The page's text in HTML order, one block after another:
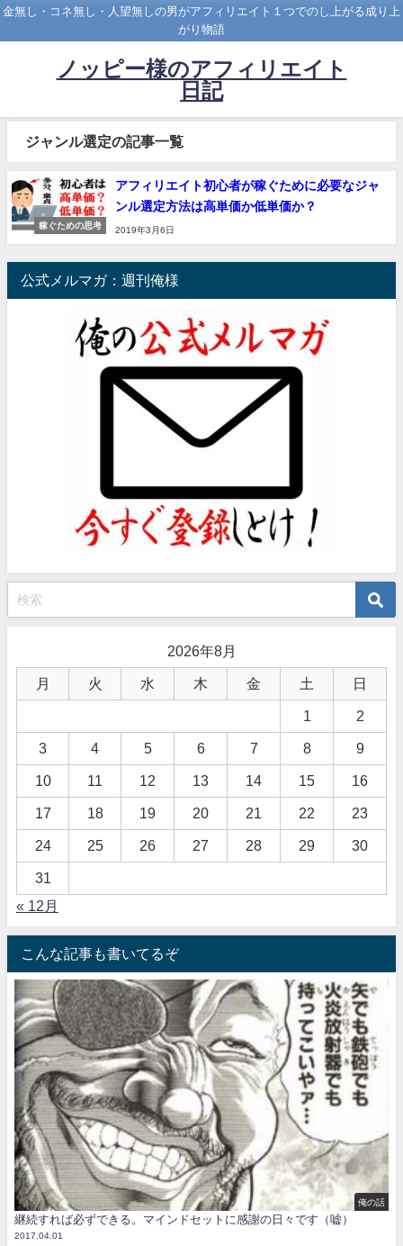
金無し・コネ無し・人望無しの男がアフィリエイト１つでのし上がる成り上
がり物語
ノッピー様のアフィリエイト
日記
ジャンル選定の記事一覧
稼ぐための思考
アフィリエイト初心者が稼ぐために必要なジャ
ンル選定方法は高単価か低単価か？
2019年3月6日
公式メルマガ：週刊俺様
2026年8月
月 火 水 木 金 土 日
1 2
3 4 5 6 7 8 9
10 11 12 13 14 15 16
17 18 19 20 21 22 23
24 25 26 27 28 29 30
31
« 12月
こんな記事も書いてるぞ
俺の話
継続すれば必ずできる。マインドセットに感謝の日々です（嘘）
2017.04.01